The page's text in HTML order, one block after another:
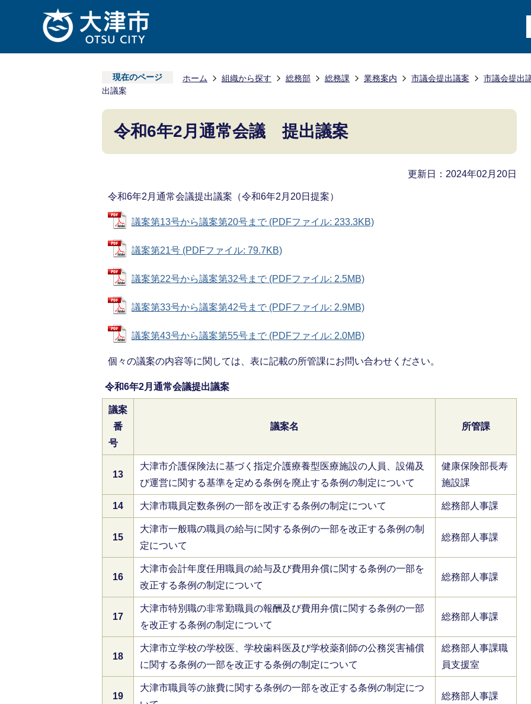
現在のページ ホーム 組織から探す 総務部 総務課 業務案内 市議会提出議案 市議会提出
出議案
令和6年2月通常会議 提出議案
更新日：2024年02月20日
令和6年2月通常会議提出議案（令和6年2月20日提案）
議案第13号から議案第20号まで (PDFファイル: 233.3KB)
議案第21号 (PDFファイル: 79.7KB)
議案第22号から議案第32号まで (PDFファイル: 2.5MB)
議案第33号から議案第42号まで (PDFファイル: 2.9MB)
議案第43号から議案第55号まで (PDFファイル: 2.0MB)
個々の議案の内容等に関しては、表に記載の所管課にお問い合わせください。
令和6年2月通常会議提出議案
議案
番
号
議案名 所管課
13
大津市介護保険法に基づく指定介護療養型医療施設の人員、設備及
び運営に関する基準を定める条例を廃止する条例の制定について
健康保険部長寿
施設課
14 大津市職員定数条例の一部を改正する条例の制定について 総務部人事課
15
大津市一般職の職員の給与に関する条例の一部を改正する条例の制
定について
総務部人事課
16
大津市会計年度任用職員の給与及び費用弁償に関する条例の一部を
改正する条例の制定について
総務部人事課
17
大津市特別職の非常勤職員の報酬及び費用弁償に関する条例の一部
を改正する条例の制定について
総務部人事課
18
大津市立学校の学校医、学校歯科医及び学校薬剤師の公務災害補償
に関する条例の一部を改正する条例の制定について
総務部人事課職
員支援室
19
大津市職員等の旅費に関する条例の一部を改正する条例の制定につ
総務部人事課